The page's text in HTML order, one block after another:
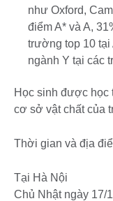
như Oxford,
điểm A* và A,
trường top 10
ngành Y tại các
Học sinh được học
cơ sở vật chất của
Thời gian và địa
Tại Hà Nội
Chủ Nhật ngày 17/